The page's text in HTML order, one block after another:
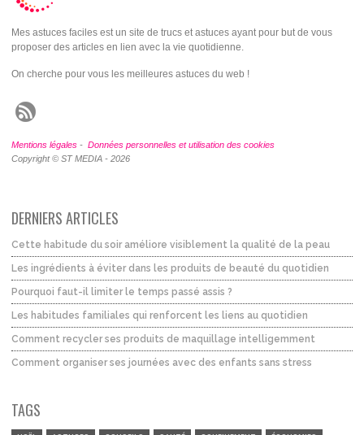
Mes astuces faciles est un site de trucs et astuces ayant pour but de vous
proposer des articles en lien avec la vie quotidienne.
On cherche pour vous les meilleures astuces du web !
Mentions légales - Données personnelles et utilisation des cookies
Copyright © ST MEDIA - 2026
DERNIERS ARTICLES
Cette habitude du soir améliore visiblement la qualité de la peau
Les ingrédients à éviter dans les produits de beauté du quotidien
Pourquoi faut-il limiter le temps passé assis ?
Les habitudes familiales qui renforcent les liens au quotidien
Comment recycler ses produits de maquillage intelligemment
Comment organiser ses journées avec des enfants sans stress
TAGS